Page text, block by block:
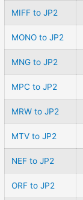
MIFF to JP2
MONO to JP2
MNG to JP2
MPC to JP2
MRW to JP2
MTV to JP2
NEF to JP2
ORF to JP2